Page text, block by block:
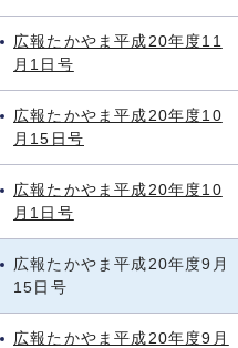
広報たかやま平成20年度11
月1日号
広報たかやま平成20年度10
月15日号
広報たかやま平成20年度10
月1日号
広報たかやま平成20年度9月
15日号
広報たかやま平成20年度9月